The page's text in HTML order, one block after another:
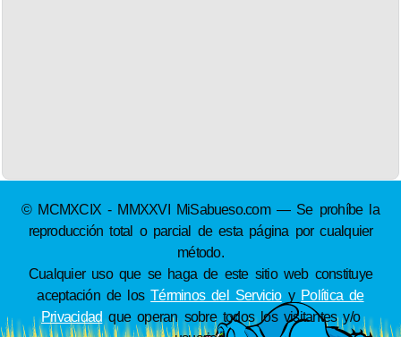
© MCMXCIX - MMXXVI MiSabueso.com — Se prohíbe la
reproducción total o parcial de esta página por cualquier
método.
Cualquier uso que se haga de este sitio web constituye
aceptación de losTérminos del Servicioy Política de
Privacidad que operan sobre todos los visitantes y/o